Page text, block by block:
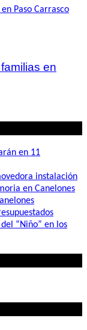
en
en 11
instalación
en Canelones
“Niño” en los